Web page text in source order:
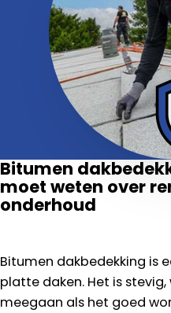
Bitumen
moet weten over
onderhoud
Bitumen dakbedekking is
platte daken. Het is
meegaan als het goed